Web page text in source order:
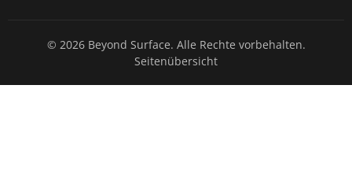
© 2026 Beyond Surface. Alle Rechte vorbehalten.
Seitenübersicht